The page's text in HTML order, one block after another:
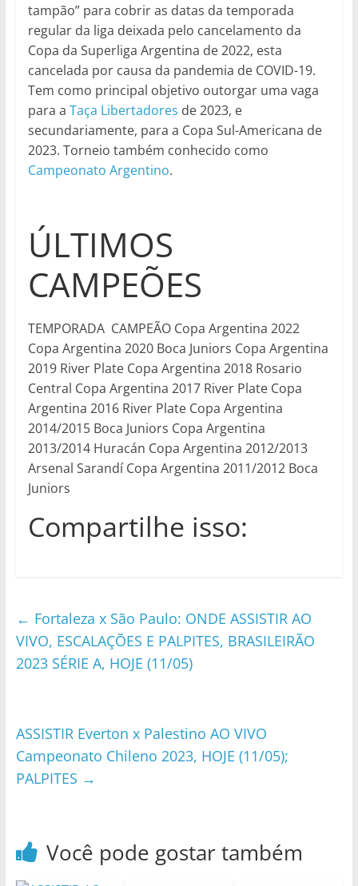
tampão” para cobrir as datas da temporada
regular da liga deixada pelo cancelamento da
Copa da Superliga Argentina de 2022, esta
cancelada por causa da pandemia de COVID-19.
Tem como principal objetivo outorgar uma vaga
para a Taça Libertadores de 2023, e
secundariamente, para a Copa Sul-Americana de
2023. Torneio também conhecido como
Campeonato Argentino.
ÚLTIMOS
CAMPEÕES
TEMPORADA CAMPEÃO Copa Argentina 2022
Copa Argentina 2020 Boca Juniors Copa Argentina
2019 River Plate Copa Argentina 2018 Rosario
Central Copa Argentina 2017 River Plate Copa
Argentina 2016 River Plate Copa Argentina
2014/2015 Boca Juniors Copa Argentina
2013/2014 Huracán Copa Argentina 2012/2013
Arsenal Sarandí Copa Argentina 2011/2012 Boca
Juniors
Compartilhe isso:
← Fortaleza x São Paulo: ONDE ASSISTIR AO
VIVO, ESCALAÇÕES E PALPITES, BRASILEIRÃO
2023 SÉRIE A, HOJE (11/05)
ASSISTIR Everton x Palestino AO VIVO
Campeonato Chileno 2023, HOJE (11/05);
PALPITES →
Você pode gostar também